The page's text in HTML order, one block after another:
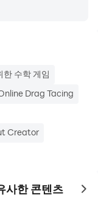
한 수학 게임
Drag Tacing
Creator
한 콘텐츠 to